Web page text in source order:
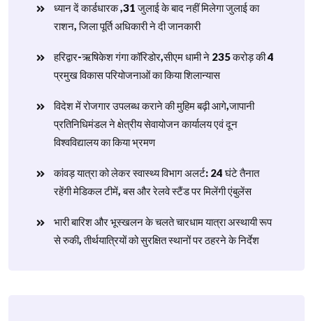
ध्यान दें कार्डधारक ,31 जुलाई के बाद नहीं मिलेगा जुलाई का
राशन, जिला पूर्ति अधिकारी ने दी जानकारी
हरिद्वार-ऋषिकेश गंगा कॉरिडोर,सीएम धामी ने 235 करोड़ की 4
प्रमुख विकास परियोजनाओं का किया शिलान्यास
विदेश में रोजगार उपलब्ध कराने की मुहिम बढ़ी आगे,जापानी
प्रतिनिधिमंडल ने क्षेत्रीय सेवायोजन कार्यालय एवं दून
विश्वविद्यालय का किया भ्रमण
​कांवड़ यात्रा को लेकर स्वास्थ्य विभाग अलर्ट: 24 घंटे तैनात
रहेंगी मेडिकल टीमें, बस और रेलवे स्टैंड पर मिलेंगी एंबुलेंस
​भारी बारिश और भूस्खलन के चलते चारधाम यात्रा अस्थायी रूप
से रुकी, तीर्थयात्रियों को सुरक्षित स्थानों पर ठहरने के निर्देश